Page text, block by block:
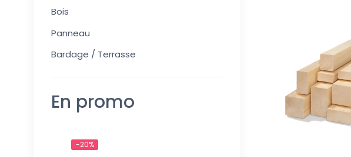
Bois
Panneau
Bardage / Terrasse
En promo
-20%